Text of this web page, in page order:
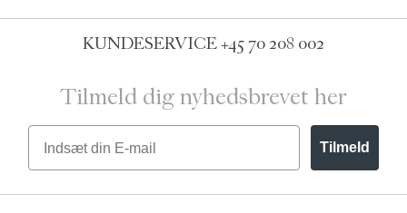
KUNDESERVICE+45 70 208 002
Tilmeld dig nyhedsbrevet her
Email
Tilmeld